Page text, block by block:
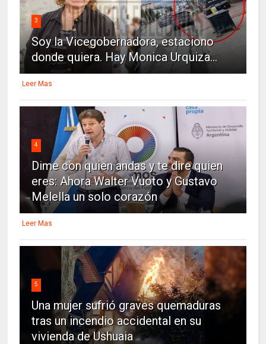
3
Soy la Vicegobernadora, estaciono
donde quiera. Hay Monica Urquiza...
Leer Mas
4
Dime con quien andas y te dire quien
eres: Ahora Walter Vuoto y Gustavo
Melella un solo corazón
Leer Mas
5
Una mujer sufrió graves quemaduras
tras un incendio accidental en su
vivienda de Ushuaia